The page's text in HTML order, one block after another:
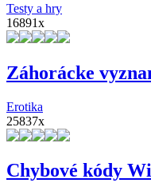
Testy a hry
16891x
Záhorácke
Erotika
25837x
Chybové kódy